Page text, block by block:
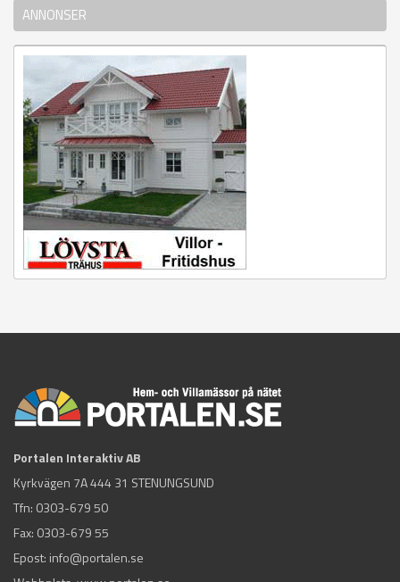
ANNONSER
Portalen Interaktiv AB
Kyrkvägen 7A 444 31 STENUNGSUND
Tfn: 0303-679 50
Fax: 0303-679 55
Epost: info@portalen.se